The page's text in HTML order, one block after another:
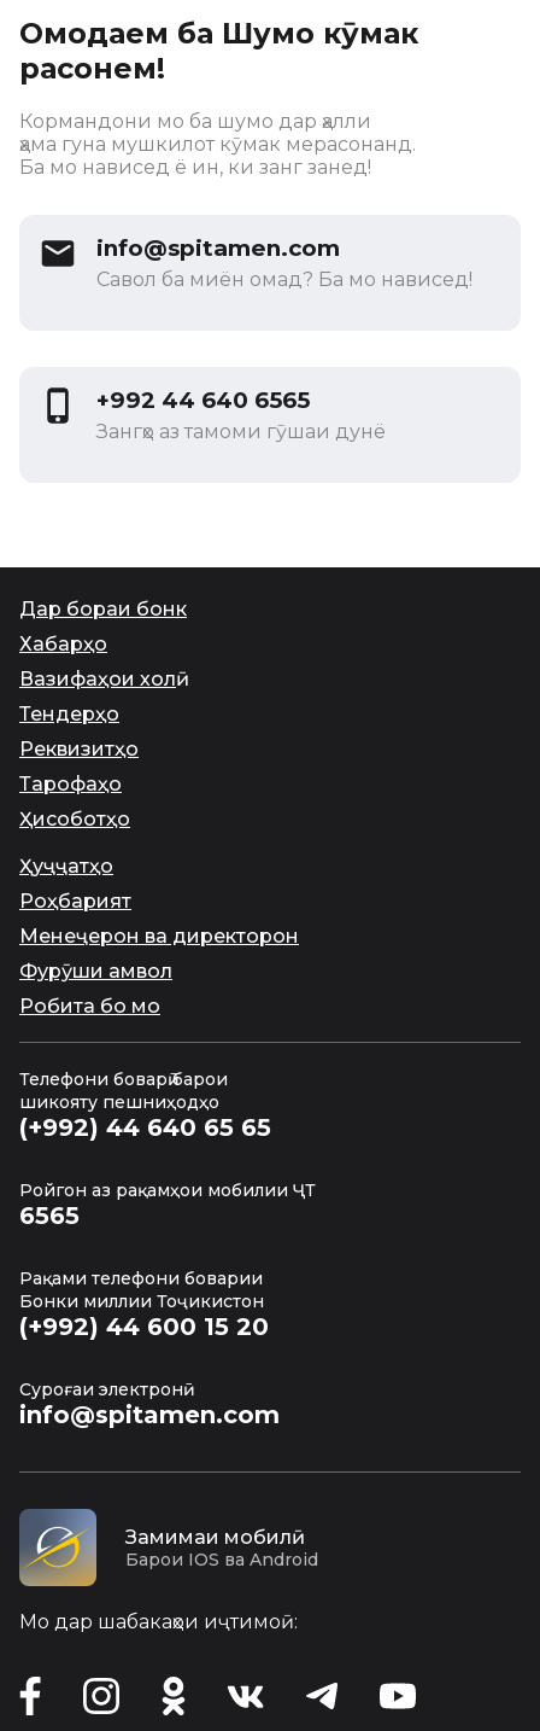
Омодаем ба Шумо кӯмак
расонем!
Кормандони мо ба шумо дар ҳалли
ҳама гуна мушкилот кӯмак мерасонанд.
Ба мо нависед ё ин, ки занг занед!
info@spitamen.com
Савол ба миён омад? Ба мо нависед!
+992 44 640 6565
Зангҳо аз тамоми гӯшаи дунё
Дар бораи бонк
Хабарҳо
Вазифаҳои холӣ
Тендерҳо
Реквизитҳо
Тарофаҳо
Ҳисоботҳо
Ҳуҷҷатҳо
Роҳбарият
Менеҷерон ва директорон
Фурӯши амвол
Робита бо мо
Телефони боварӣ барои
шикояту пешниҳодҳо
(+992) 44 640 65 65
Ройгон аз рақамҳои мобилии ҶТ
6565
Рақами телефони боварии
Бонки миллии Тоҷикистон
(+992) 44 600 15 20
Суроғаи электронӣ
info@spitamen.com
Замимаи мобилӣ
Барои IOS ва Android
Мо дар шабакаҳои иҷтимоӣ: